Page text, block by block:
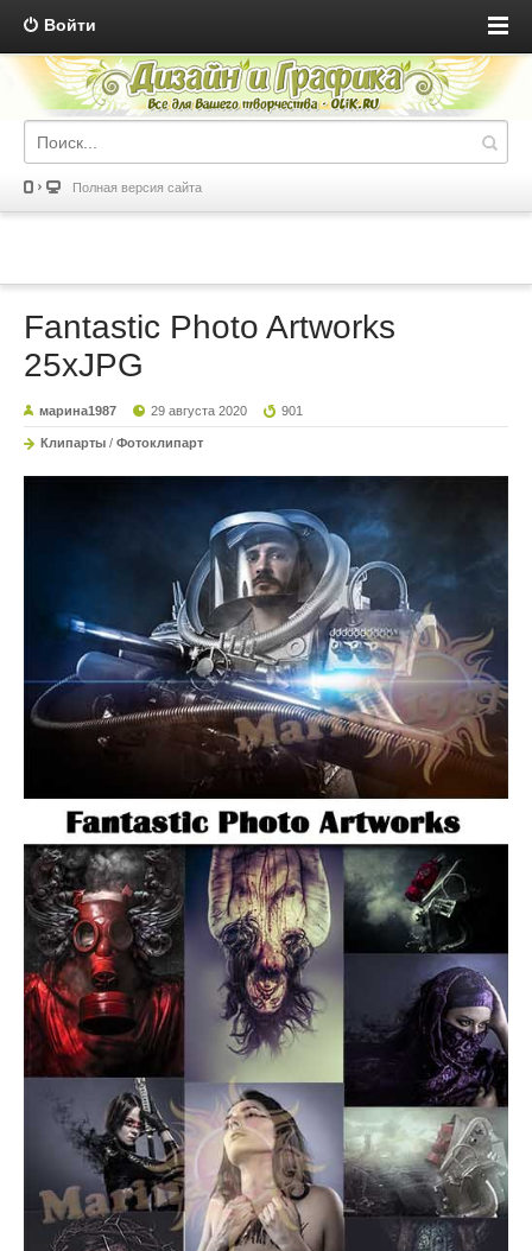
Войти
Полная версия сайта
Fantastic Photo Artworks
25xJPG
марина1987 29 августа 2020 901
Клипарты / Фотоклипарт